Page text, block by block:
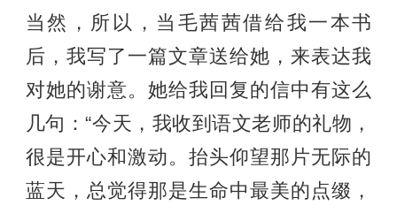
当然，所以，当毛茜茜借给我一本书
后，我写了一篇文章送给她，来表达我
对她的谢意。她给我回复的信中有这么
几句：“今天，我收到语文老师的礼物，
很是开心和激动。抬头仰望那片无际的
蓝天，总觉得那是生命中最美的点缀，